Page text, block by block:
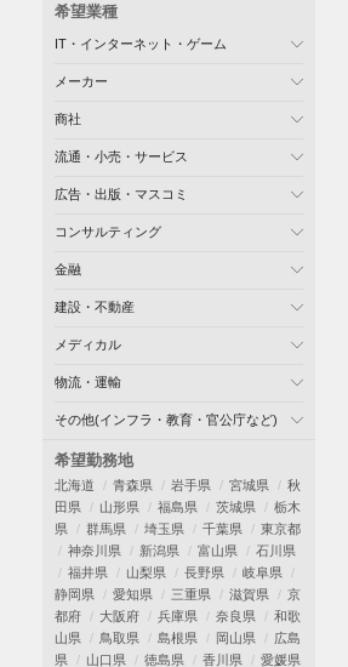
希望業種
IT・インターネット・ゲーム
メーカー
商社
流通・小売・サービス
広告・出版・マスコミ
コンサルティング
金融
建設・不動産
メディカル
物流・運輸
その他(インフラ・教育・官公庁など)
希望勤務地
北海道 青森県 岩手県 宮城県
秋
田県
山形県 福島県 茨城県
栃木
県
群馬県 埼玉県 千葉県
東京都
神奈川県
新潟県 富山県
石川県
福井県
山梨県 長野県
岐阜県
静岡県
愛知県 三重県 滋賀県
京
都府
大阪府 兵庫県 奈良県
和歌
山県
鳥取県 島根県 岡山県
広島
県
山口県 徳島県 香川県
愛媛県